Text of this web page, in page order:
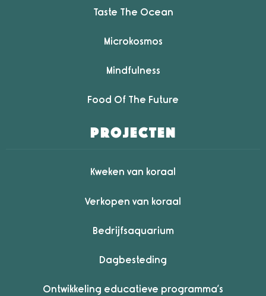
Taste The Ocean
Microkosmos
Mindfulness
Food Of The Future
projecten
Kweken van koraal
Verkopen van koraal
Bedrijfsaquarium
Dagbesteding
Ontwikkeling educatieve programma’s